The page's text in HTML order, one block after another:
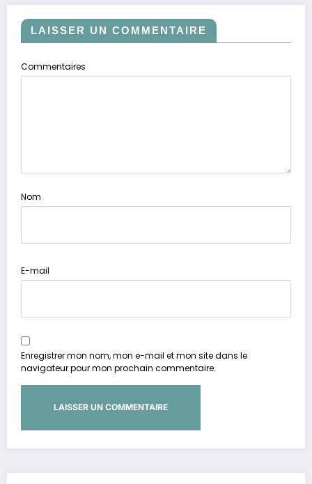
LAISSER UN COMMENTAIRE
Commentaires
Nom
E-mail
Enregistrer mon nom, mon e-mail et mon site dans le
navigateur pour mon prochain commentaire.